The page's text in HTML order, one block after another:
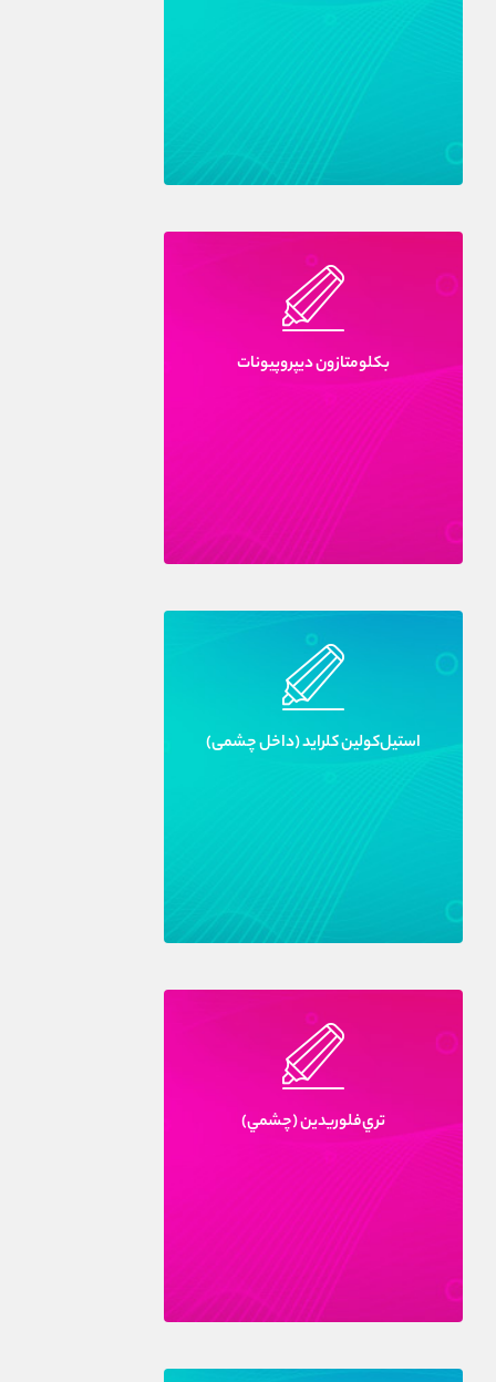
بکلومتازون ديپروپيونات
استيل‌کولين کلرايد (داخل چشمى)
تري‌فلوريدين (چشمي)